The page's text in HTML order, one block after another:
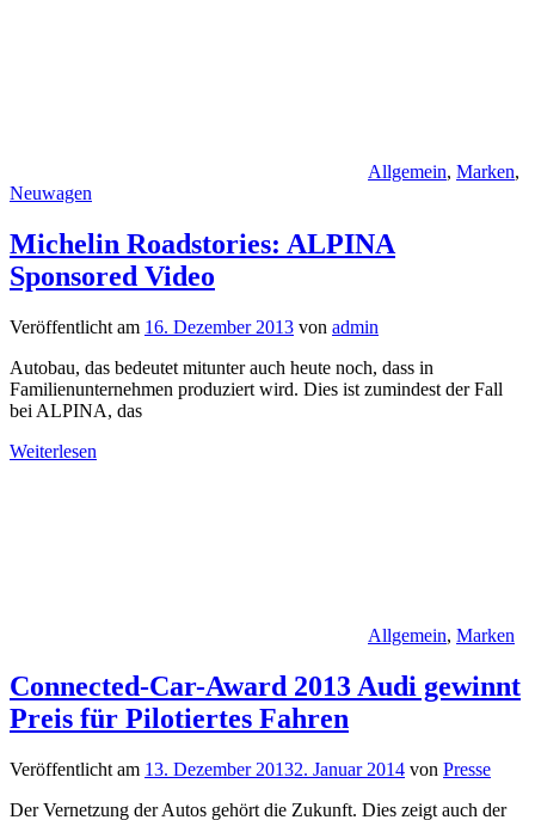
Allgemein, Marken,
Neuwagen
Michelin Roadstories: ALPINA
Sponsored Video
Veröffentlicht am 16. Dezember 2013 von admin
Autobau, das bedeutet mitunter auch heute noch, dass in
Familienunternehmen produziert wird. Dies ist zumindest der Fall
bei ALPINA, das
Weiterlesen
Allgemein, Marken
Connected-Car-Award 2013 Audi gewinnt
Preis für Pilotiertes Fahren
Veröffentlicht am 13. Dezember 20132. Januar 2014 von Presse
Der Vernetzung der Autos gehört die Zukunft. Dies zeigt auch der